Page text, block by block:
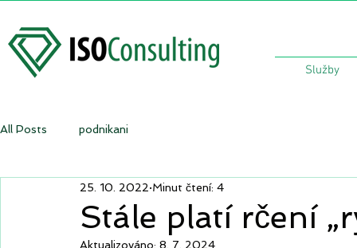
Služby
All Posts podnikani
Stále platí rčení
25. 10. 2022 Minut čtení: 4
Aktualizováno: 8. 7. 2024